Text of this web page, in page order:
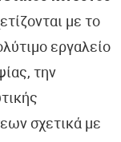
με το
εργαλείο
την
σχετικά με